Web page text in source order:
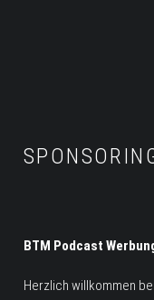
BTM Podcast
Herzlich willkommen